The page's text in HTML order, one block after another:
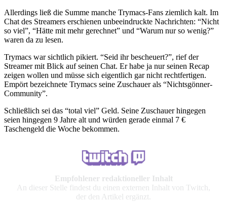
Allerdings ließ die Summe manche Trymacs-Fans ziemlich kalt. Im
Chat des Streamers erschienen unbeeindruckte Nachrichten: “Nicht
so viel”, “Hätte mit mehr gerechnet” und “Warum nur so wenig?”
waren da zu lesen.
Trymacs war sichtlich pikiert. “Seid ihr bescheuert?”, rief der
Streamer mit Blick auf seinen Chat. Er habe ja nur seinen Recap
zeigen wollen und müsse sich eigentlich gar nicht rechtfertigen.
Empört bezeichnete Trymacs seine Zuschauer als “Nichtsgönner-
Community”.
Schließlich sei das “total viel” Geld. Seine Zuschauer hingegen
seien hingegen 9 Jahre alt und würden gerade einmal 7 €
Taschengeld die Woche bekommen.
Empfohlener redaktioneller Inhalt
An dieser Stelle findest du einen externen Inhalt von Twitch,
der den Artikel ergänzt.